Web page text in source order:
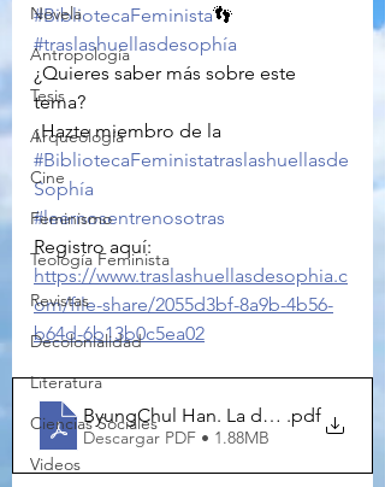
Novela
Antropología
Tesis
Arqueología
Cine
Feminismo
Teología Feminista
Revistas
Decolonialidad
Literatura
Ciencias Sociales
Videos
#BibliotecaFeminista👣
#traslashuellasdesophía
¿Quieres saber más sobre este
tema?
¡Hazte miembro de la
#BibliotecaFeministatraslashuellasde
Sophía
#leernosentrenosotras
Registro aquí:
https://www.traslashuellasdesophia.c
om/file-share/2055d3bf-8a9b-4b56-
b64d-6b13b0c5ea02
Byung­Chul Han. La desaparicion
.pdf
Descargar PDF • 1.88MB